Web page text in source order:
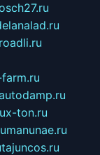
roadli.ru
x-ton.ru
manunae.ru
tajuncos.ru